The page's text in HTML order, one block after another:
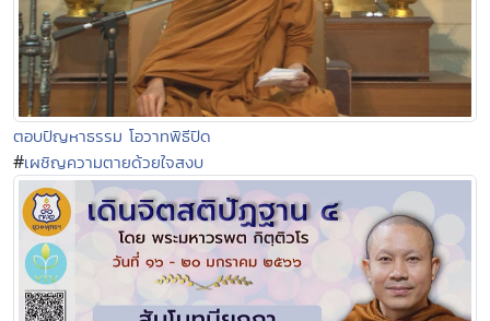
ตอบปัญหาธรรม โอวาทพิธีปิด
#เผชิญความตายด้วยใจสงบ